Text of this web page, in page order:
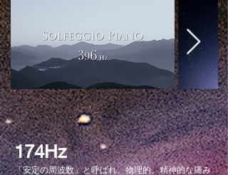
174Hz
「安定の周波数」と呼ばれ、物理的、精神的な痛み